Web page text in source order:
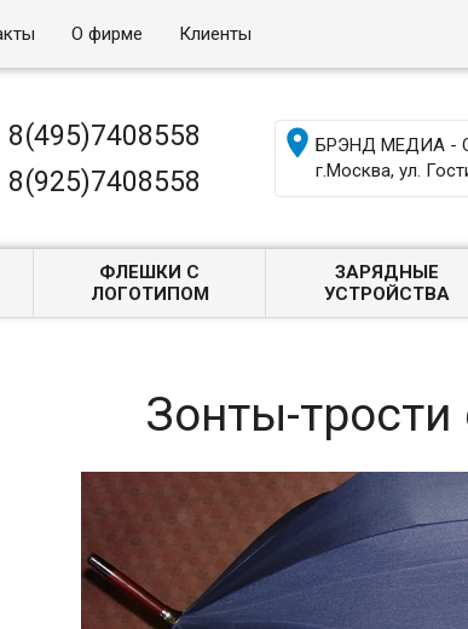
О фирме Клиенты
8(495)7408558
8(925)7408558
БРЭНД МЕДИА -
г.Москва, ул.
ФЛЕШКИ С
ЛОГОТИПОМ
ЗАРЯДНЫЕ
УСТРОЙСТВА
Зонты-